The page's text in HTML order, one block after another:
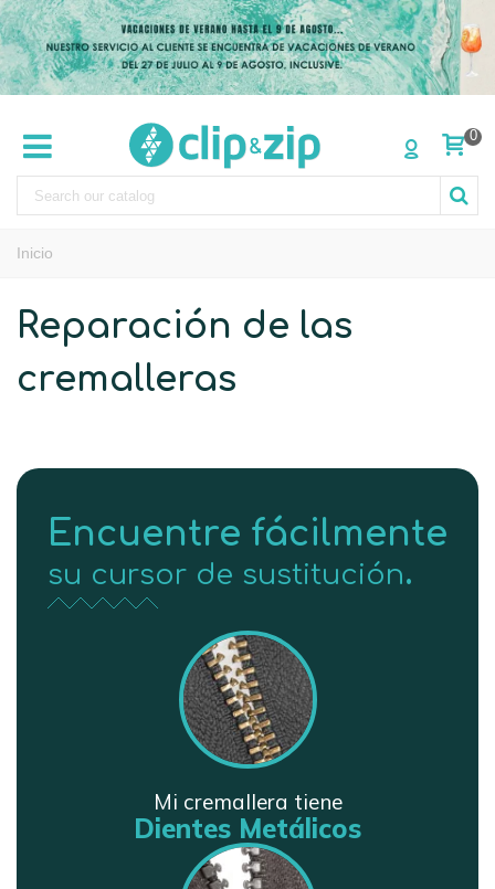
0
Inicio
Reparación de las
cremalleras
Encuentre fácilmente
su cursor de sustitución.
Mi cremallera tiene
Dientes Metálicos